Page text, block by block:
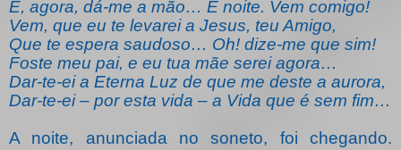
E, agora, dá-me a mão… É noite. Vem comigo!
Vem, que eu te levarei a Jesus, teu Amigo,
Que te espera saudoso… Oh! dize-me que sim!
Foste meu pai, e eu tua mãe serei agora…
Dar-te-ei a Eterna Luz de que me deste a aurora,
Dar-te-ei – por esta vida – a Vida que é sem fim…
A noite, anunciada no soneto, foi chegando.